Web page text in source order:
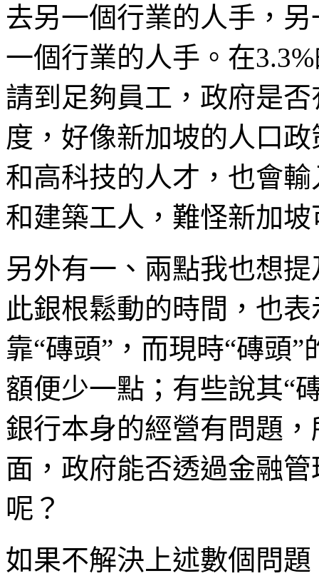
去另一個行業的人手，
一個行業的人手。在
請到足夠員工，政府是
度，好像新加坡的人口
和高科技的人才，也會
和建築工人，難怪新加
另外有一、兩點我也想
此銀根鬆動的時間，也
靠“磚頭”，而現時“磚頭
額便少一點；有些說其“
銀行本身的經營有問題
面，政府能否透過金融
呢？
如果不解決上述數個問